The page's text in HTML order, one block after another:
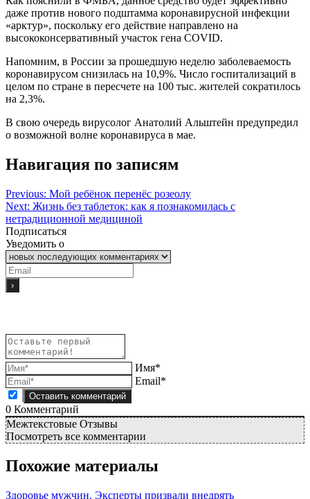
даже против нового подштамма коронавирусной инфекции
«арктур», поскольку его действие направлено на
высококонсервативный участок гена COVID.
Напомним, в России за прошедшую неделю заболеваемость
коронавирусом снизилась на 10,9%. Число госпитализаций в
целом по стране в пересчете на 100 тыс. жителей сократилось
на 2,3%.
В свою очередь вирусолог Анатолий Альштейн предупредил
о возможной волне коронавируса в мае.
Навигация по записям
Previous: Мой ребёнок перенёс розеолу
Next: Жизнь без таблеток: как я познакомилась с
нетрадиционной медициной
Подписаться
Уведомить о
Имя*
Email*
0 Комментарий
Межтекстовые Отзывы
Посмотреть все комментарии
Похожие материалы
Здоровье мужчин. Эксперты призвали внедрять